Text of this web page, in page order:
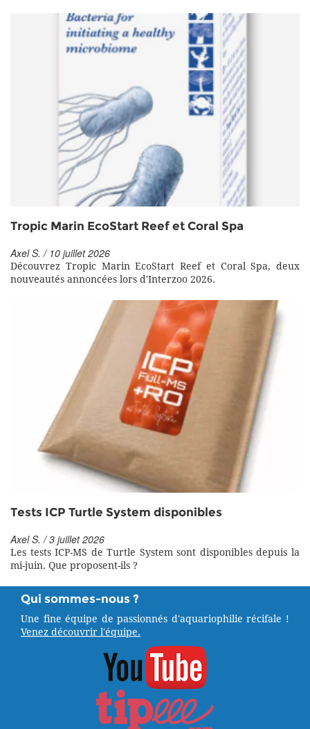
Tropic Marin EcoStart Reef et Coral Spa
Axel S. / 10 juillet 2026
Découvrez Tropic Marin EcoStart Reef et Coral Spa, deux
nouveautés annoncées lors d'Interzoo 2026.
Tests ICP Turtle System disponibles
Axel S. / 3 juillet 2026
Les tests ICP-MS de Turtle System sont disponibles depuis la
mi-juin. Que proposent-ils ?
Qui sommes-nous ?
Une fine équipe de passionnés d'aquariophilie récifale !
Venez découvrir l'équipe.